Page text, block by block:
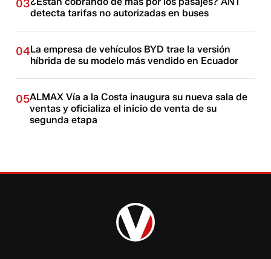
03
detecta tarifas no autorizadas en buses
04La empresa de vehículos BYD trae la versión
híbrida de su modelo más vendido en Ecuador
05ALMAX Vía a la Costa inaugura su nueva sala de
ventas y oficializa el inicio de venta de su
segunda etapa